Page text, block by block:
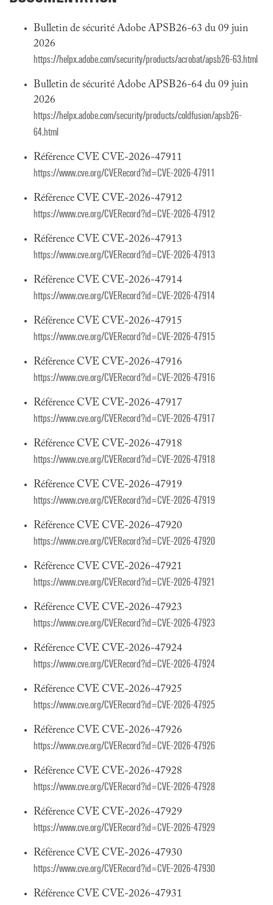
Bulletin de sécurité Adobe APSB26-63 du 09 juin
2026
https://helpx.adobe.com/security/products/acrobat/apsb26-63.html
Bulletin de sécurité Adobe APSB26-64 du 09 juin
2026
https://helpx.adobe.com/security/products/coldfusion/apsb26-
64.html
Référence CVE CVE-2026-47911
https://www.cve.org/CVERecord?id=CVE-2026-47911
Référence CVE CVE-2026-47912
https://www.cve.org/CVERecord?id=CVE-2026-47912
Référence CVE CVE-2026-47913
https://www.cve.org/CVERecord?id=CVE-2026-47913
Référence CVE CVE-2026-47914
https://www.cve.org/CVERecord?id=CVE-2026-47914
Référence CVE CVE-2026-47915
https://www.cve.org/CVERecord?id=CVE-2026-47915
Référence CVE CVE-2026-47916
https://www.cve.org/CVERecord?id=CVE-2026-47916
Référence CVE CVE-2026-47917
https://www.cve.org/CVERecord?id=CVE-2026-47917
Référence CVE CVE-2026-47918
https://www.cve.org/CVERecord?id=CVE-2026-47918
Référence CVE CVE-2026-47919
https://www.cve.org/CVERecord?id=CVE-2026-47919
Référence CVE CVE-2026-47920
https://www.cve.org/CVERecord?id=CVE-2026-47920
Référence CVE CVE-2026-47921
https://www.cve.org/CVERecord?id=CVE-2026-47921
Référence CVE CVE-2026-47923
https://www.cve.org/CVERecord?id=CVE-2026-47923
Référence CVE CVE-2026-47924
https://www.cve.org/CVERecord?id=CVE-2026-47924
Référence CVE CVE-2026-47925
https://www.cve.org/CVERecord?id=CVE-2026-47925
Référence CVE CVE-2026-47926
https://www.cve.org/CVERecord?id=CVE-2026-47926
Référence CVE CVE-2026-47928
https://www.cve.org/CVERecord?id=CVE-2026-47928
Référence CVE CVE-2026-47929
https://www.cve.org/CVERecord?id=CVE-2026-47929
Référence CVE CVE-2026-47930
https://www.cve.org/CVERecord?id=CVE-2026-47930
Référence CVE CVE-2026-47931